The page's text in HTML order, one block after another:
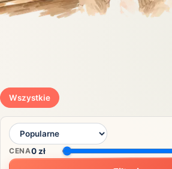
Wszystkie
CENA0zł